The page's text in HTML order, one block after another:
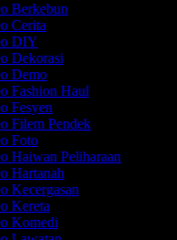
Berkebun
Cerita
DIY
Dekorasi
Demo
Fashion Haul
Fesyen
Filem Pendek
Foto
Haiwan Peliharaan
Hartanah
Kecergasan
Kereta
Komedi